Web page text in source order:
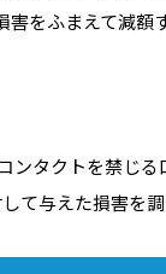
害をふまえて減額
ンタクトを禁じる
て与えた損害を